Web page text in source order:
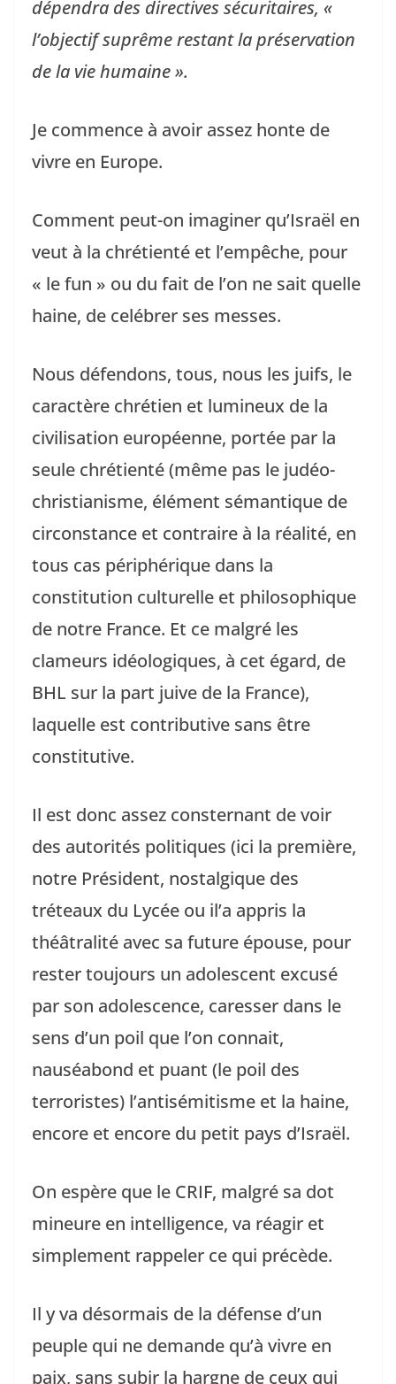
dépendra des directives sécuritaires, «
l’objectif suprême restant la préservation
de la vie humaine ».
Je commence à avoir assez honte de
vivre en Europe.
Comment peut-on imaginer qu’Israël en
veut à la chrétienté et l’empêche, pour
« le fun » ou du fait de l’on ne sait quelle
haine, de celébrer ses messes.
Nous défendons, tous, nous les juifs, le
caractère chrétien et lumineux de la
civilisation européenne, portée par la
seule chrétienté (même pas le judéo-
christianisme, élément sémantique de
circonstance et contraire à la réalité, en
tous cas périphérique dans la
constitution culturelle et philosophique
de notre France. Et ce malgré les
clameurs idéologiques, à cet égard, de
BHL sur la part juive de la France),
laquelle est contributive sans être
constitutive.
Il est donc assez consternant de voir
des autorités politiques (ici la première,
notre Président, nostalgique des
tréteaux du Lycée ou il’a appris la
théâtralité avec sa future épouse, pour
rester toujours un adolescent excusé
par son adolescence, caresser dans le
sens d’un poil que l’on connait,
nauséabond et puant (le poil des
terroristes) l’antisémitisme et la haine,
encore et encore du petit pays d’Israël.
On espère que le CRIF, malgré sa dot
mineure en intelligence, va réagir et
simplement rappeler ce qui précède.
Il y va désormais de la défense d’un
peuple qui ne demande qu’à vivre en
paix, sans subir la hargne de ceux qui